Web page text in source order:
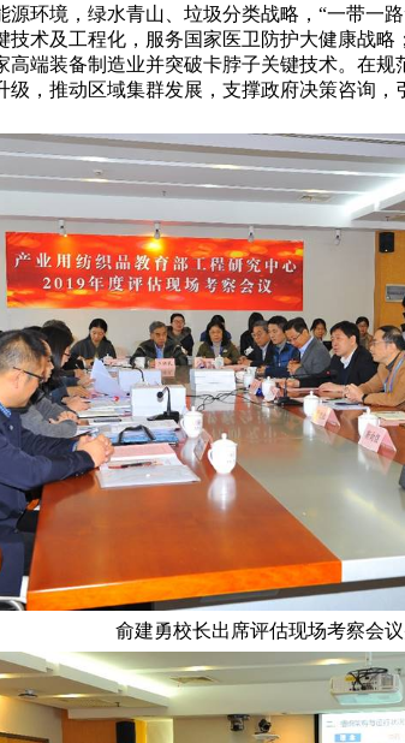
源环境，绿水青山、垃圾分类战略， “一带一路
技术及工程化，服务国家医卫防护大健康战
高端装备制造业并突破卡脖子关键技术。在
级，推动区域集群发展，支撑政府决策咨询
俞建勇校长出席评估现场考察会